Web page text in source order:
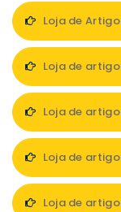
Loja de
Loja de
Loja de
Loja de
Loja de